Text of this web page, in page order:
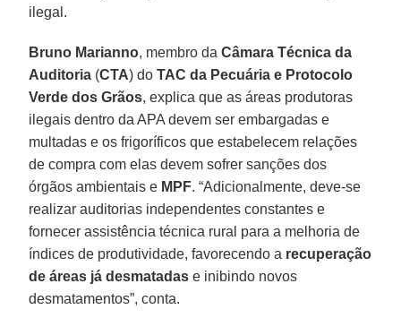
ilegal.
Bruno Marianno, membro daCâmara Técnica da
Auditoria (CTA) doTAC da Pecuária e Protocolo
Verde dos Grãos, explica que as áreas produtoras
ilegais dentro da APA devem ser embargadas e
multadas e os frigoríficos que estabelecem relações
de compra com elas devem sofrer sanções dos
órgãos ambientais e MPF. “Adicionalmente, deve-se
realizar auditorias independentes constantes e
fornecer assistência técnica rural para a melhoria de
índices de produtividade, favorecendo a recuperação
de áreas já desmatadas e inibindo novos
desmatamentos”, conta.